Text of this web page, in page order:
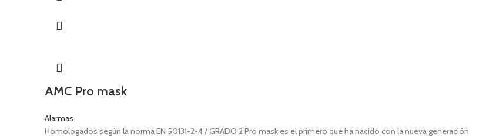
AMC Pro mask
Alarmas
Homologados según la norma EN 50131-2-4 / GRADO 2 Pro mask es el primero que ha nacido con la nueva generación